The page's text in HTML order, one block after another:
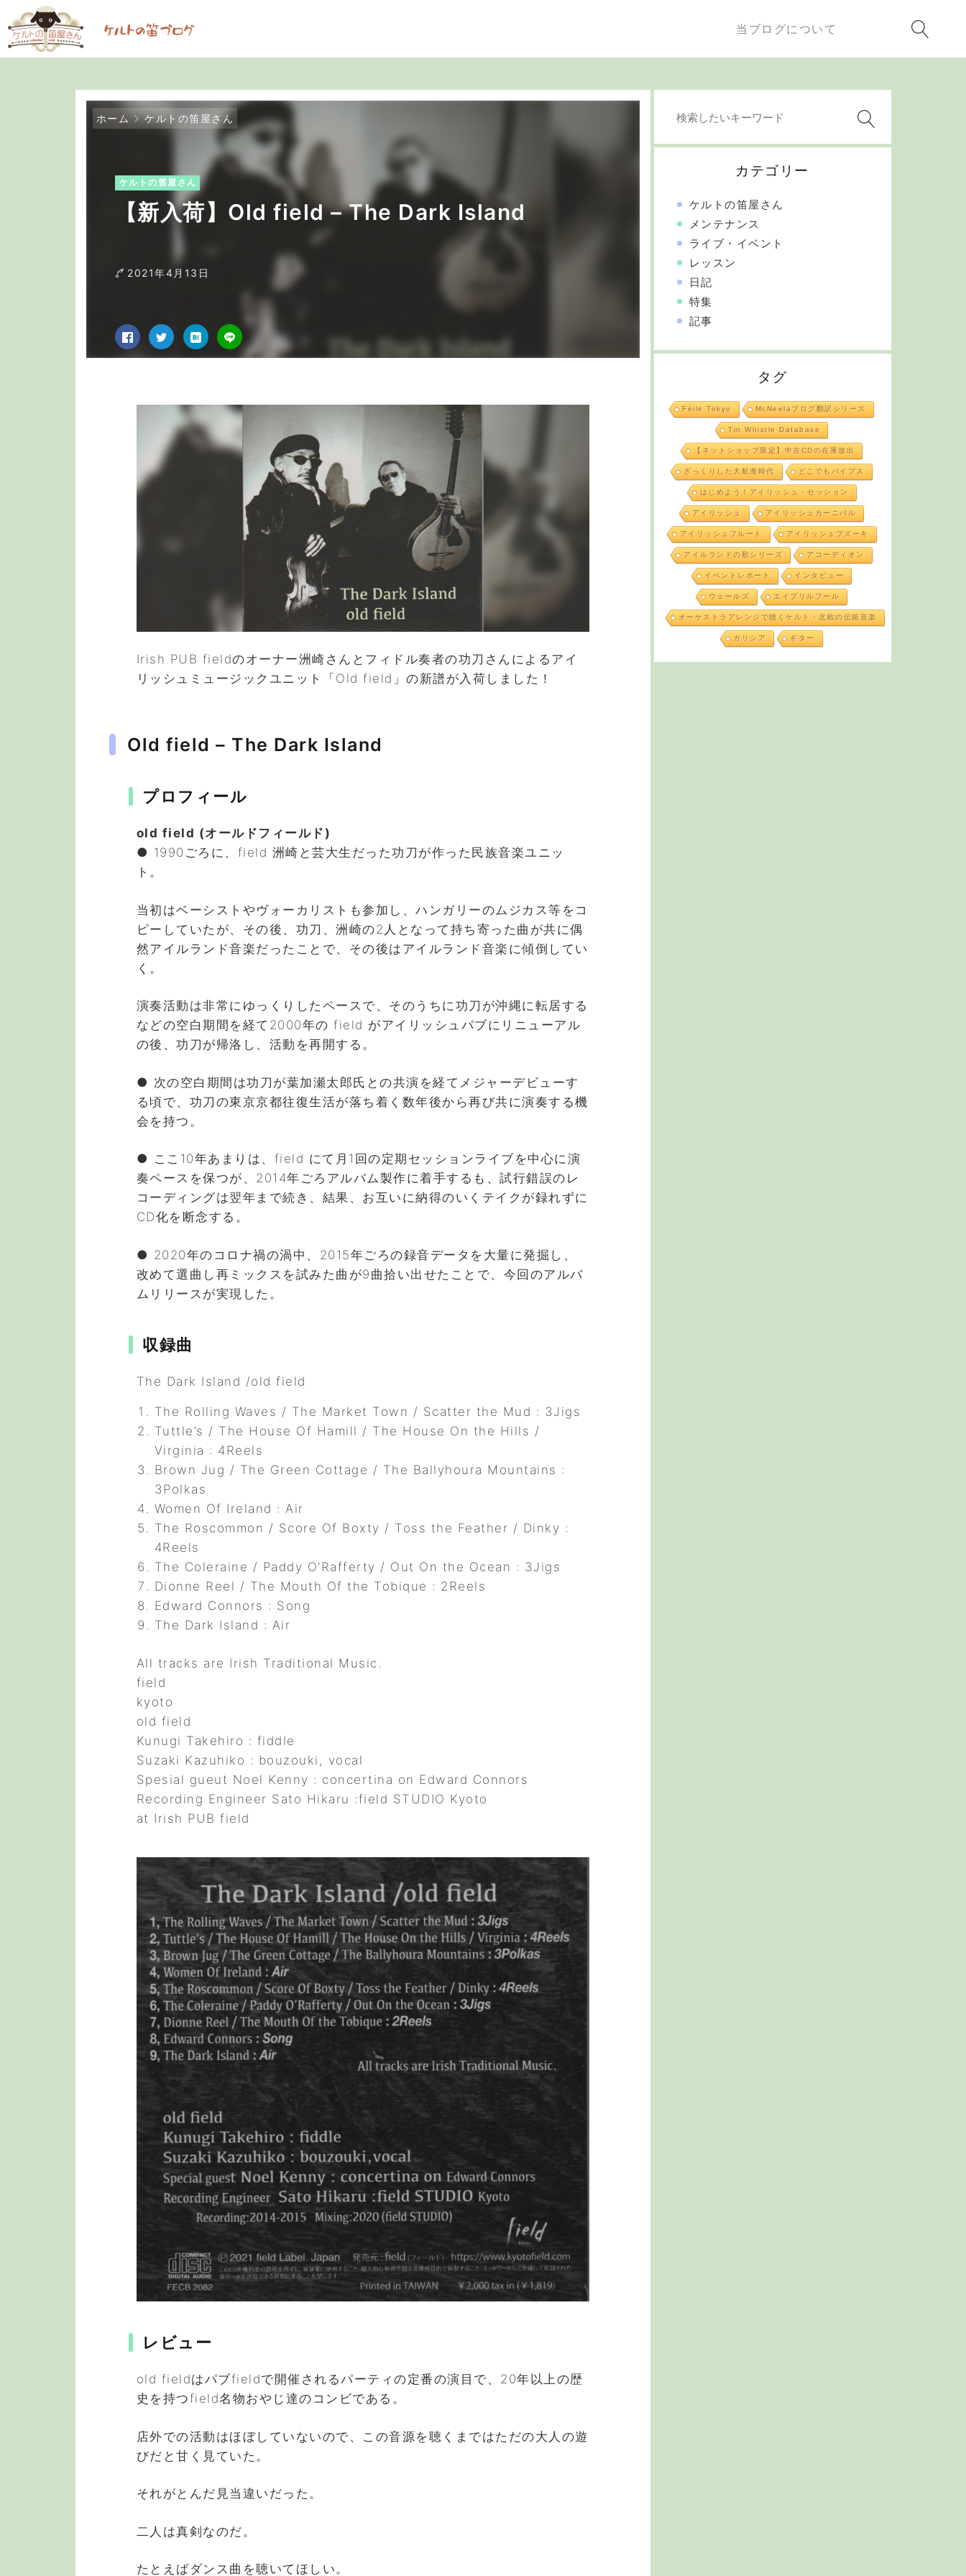
当ブログについて
ホーム ケルトの笛屋さん
ケルトの笛屋さん
【新入荷】Old field – The Dark Island
2021年4月13日
Irish PUB fieldのオーナー洲崎さんとフィドル奏者の功刀さんによるアイ
リッシュミュージックユニット「Old field」の新譜が入荷しました！
Old field – The Dark Island
プロフィール
old field (オールドフィールド)
● 1990ごろに、field 洲崎と芸大生だった功刀が作った民族音楽ユニッ
ト。
当初はベーシストやヴォーカリストも参加し、ハンガリーのムジカス等をコ
ピーしていたが、その後、功刀、洲崎の2人となって持ち寄った曲が共に偶
然アイルランド音楽だったことで、その後はアイルランド音楽に傾倒してい
く。
演奏活動は非常にゆっくりしたペースで、そのうちに功刀が沖縄に転居する
などの空白期間を経て2000年の field がアイリッシュパブにリニューアル
の後、功刀が帰洛し、活動を再開する。
● 次の空白期間は功刀が葉加瀬太郎氏との共演を経てメジャーデビューす
る頃で、功刀の東京京都往復生活が落ち着く数年後から再び共に演奏する機
会を持つ。
● ここ10年あまりは、field にて月1回の定期セッションライブを中心に演
奏ペースを保つが、2014年ごろアルバム製作に着手するも、試行錯誤のレ
コーディングは翌年まで続き、結果、お互いに納得のいくテイクが録れずに
CD化を断念する。
● 2020年のコロナ禍の渦中、2015年ごろの録音データを大量に発掘し、
改めて選曲し再ミックスを試みた曲が9曲拾い出せたことで、今回のアルバ
ムリリースが実現した。
収録曲
The Dark Island /old field
The Rolling Waves / The Market Town / Scatter the Mud : 3Jigs
Tuttle’s / The House Of Hamill / The House On the Hills /
Virginia : 4Reels
Brown Jug / The Green Cottage / The Ballyhoura Mountains :
3Polkas
Women Of Ireland : Air
The Roscommon / Score Of Boxty / Toss the Feather / Dinky :
4Reels
The Coleraine / Paddy O’Rafferty / Out On the Ocean : 3Jigs
Dionne Reel / The Mouth Of the Tobique : 2Reels
Edward Connors : Song
The Dark Island : Air
All tracks are Irish Traditional Music.
field
kyoto
old field
Kunugi Takehiro : fiddle
Suzaki Kazuhiko : bouzouki, vocal
Spesial gueut Noel Kenny : concertina on Edward Connors
Recording Engineer Sato Hikaru :field STUDIO Kyoto
at Irish PUB field
レビュー
old fieldはパブfieldで開催されるパーティの定番の演目で、20年以上の歴
史を持つfield名物おやじ達のコンビである。
店外での活動はほぼしていないので、この音源を聴くまではただの大人の遊
びだと甘く見ていた。
それがとんだ見当違いだった。
二人は真剣なのだ。
たとえばダンス曲を聴いてほしい。
カテゴリー
ケルトの笛屋さん
メンテナンス
ライブ・イベント
レッスン
日記
特集
記事
タグ
Féile Tokyo McNeelaブログ翻訳シリーズ
Tin Whistle Database
【ネットショップ限定】中古CDの在庫放出
ざっくりした大航海時代 どこでもパイプス
はじめよう！アイリッシュ・セッション
アイリッシュ アイリッシュカーニバル
アイリッシュフルート アイリッシュブズーキ
アイルランドの歌シリーズ アコーディオン
イベントレポート インタビュー
ウェールズ エイプリルフール
オーケストラアレンジで聴くケルト・北欧の伝統音楽
ガリシア ギター